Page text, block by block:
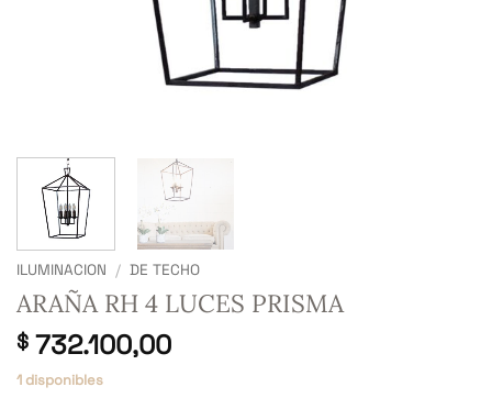
ILUMINACION / DE TECHO
ARAÑA RH 4 LUCES PRISMA
$ 732.100,00
1 disponibles